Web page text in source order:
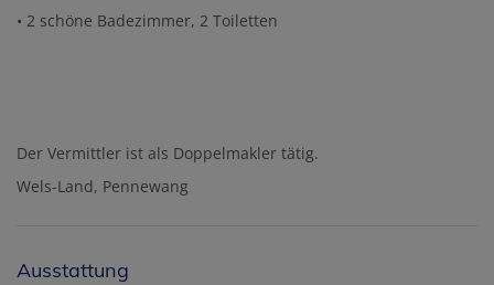
• 2 schöne Badezimmer, 2 Toiletten
Der Vermittler ist als Doppelmakler tätig.
Wels-Land, Pennewang
Ausstattung